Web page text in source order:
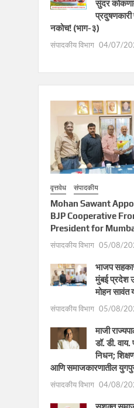
सुंदर
नकोच! (भाग-३)
संपादकीय विभाग 04/07/
वृत्तवेध संपादकीय
Mohan Sawant
BJP Cooperative
President for
संपादकीय विभाग 05/08/
भाजप
मुंबई प्रदेश
मोहन सावंत
संपादकीय विभाग 05/08/
माजी
डॉ. डी. वाय.
निधन;
आणि समाजकारणातील
संपादकीय विभाग 04/08/